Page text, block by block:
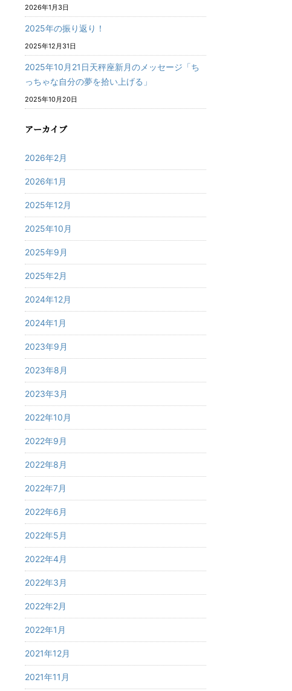
2026年1月3日
2025年の振り返り！
2025年12月31日
2025年10月21日天秤座新月のメッセージ「ち
っちゃな自分の夢を拾い上げる」
2025年10月20日
アーカイブ
2026年2月
2026年1月
2025年12月
2025年10月
2025年9月
2025年2月
2024年12月
2024年1月
2023年9月
2023年8月
2023年3月
2022年10月
2022年9月
2022年8月
2022年7月
2022年6月
2022年5月
2022年4月
2022年3月
2022年2月
2022年1月
2021年12月
2021年11月